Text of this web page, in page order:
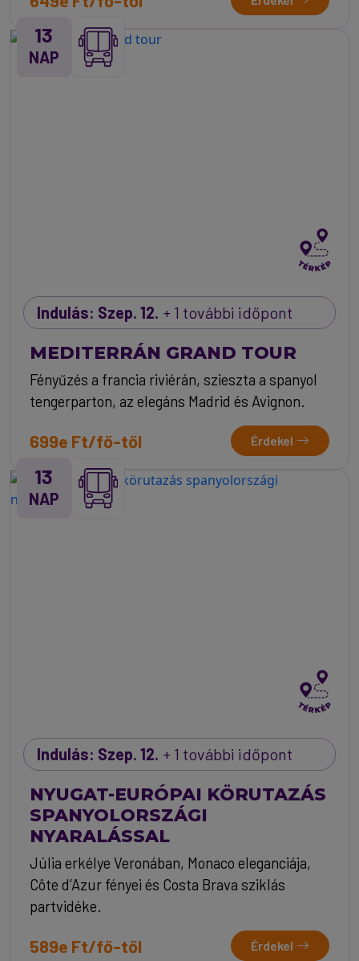
13
NAP
Indulás: Szep. 12. + 1 további időpont
MEDITERRÁN GRAND TOUR
Fényűzés a francia riviérán, szieszta a spanyol
tengerparton, az elegáns Madrid és Avignon.
699e Ft/fő-től Érdekel
13
NAP
Indulás: Szep. 12. + 1 további időpont
NYUGAT-EURÓPAI KÖRUTAZÁS
SPANYOLORSZÁGI
NYARALÁSSAL
Júlia erkélye Veronában, Monaco eleganciája,
Côte d’Azur fényei és Costa Brava sziklás
partvidéke.
589e Ft/fő-től Érdekel